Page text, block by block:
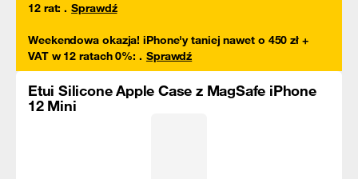
12 rat: . Sprawdź
Weekendowa okazja! iPhone'y taniej nawet o 450 zł +
VAT w 12 ratach 0%: . Sprawdź
Etui Silicone Apple Case z MagSafe iPhone
12 Mini